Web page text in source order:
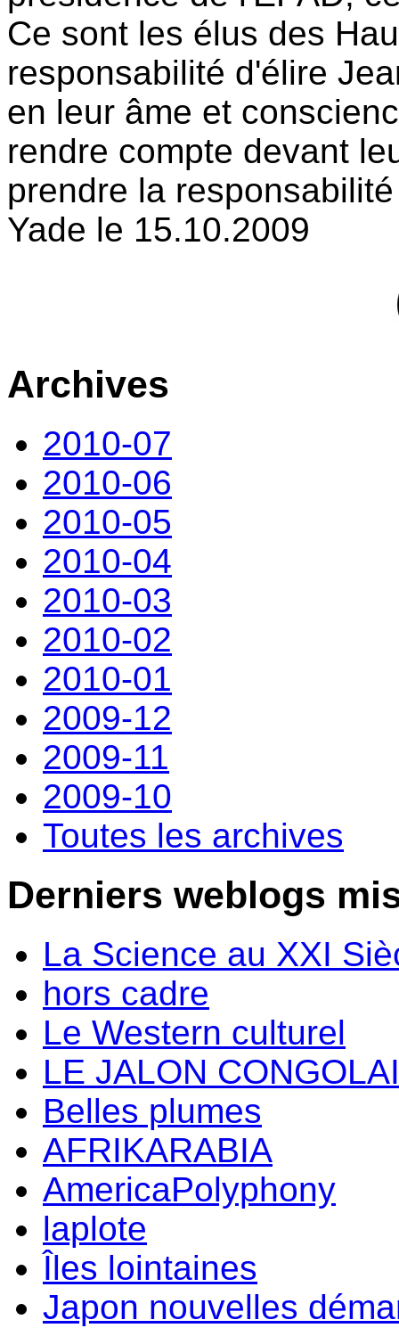
Ce sont les élus des
responsabilité d'élire
en leur âme et
rendre compte devant
prendre la
Yade le 15.10.2009
Archives
2010-07
2010-06
2010-05
2010-04
2010-03
2010-02
2010-01
2009-12
2009-11
2009-10
Toutes les archives
Derniers weblogs
La Science au XXI
hors cadre
Le Western culturel
LE JALON
Belles plumes
AFRIKARABIA
AmericaPolyphony
laplote
Îles lointaines
Japon nouvelles